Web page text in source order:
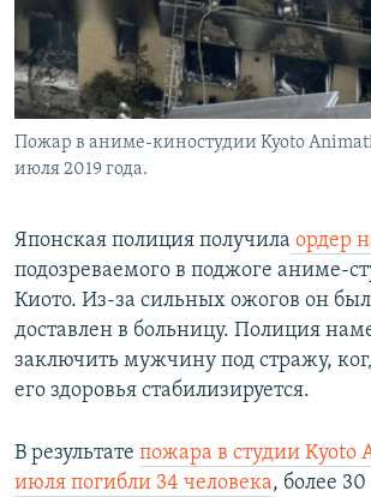
Пожар в аниме-киностудии Kyoto
июля 2019 года.
Японская полиция получила ордер
подозреваемого в поджоге аниме-
Киото. Из-за сильных ожогов он
доставлен в больницу. Полиция
заключить мужчину под стражу,
его здоровья стабилизируется.
В результате пожара в студии Kyoto
июля погибли 34 человека, более